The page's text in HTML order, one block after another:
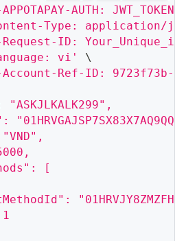
AUTH: JWT_TOKEN'
Type: application/
ID:
vi'
\
Ref-ID: 9723f73b-
"ASKJLKALK299",
[